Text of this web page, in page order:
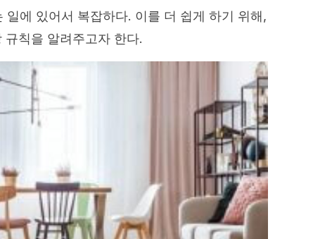
일에 있어서 복잡하다. 이를 더 쉽게 하기 위해,
칙을 알려주고자 한다.